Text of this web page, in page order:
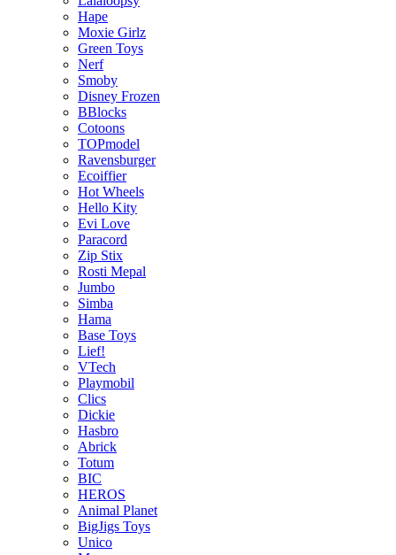
Hape
Moxie Girlz
Green Toys
Nerf
Smoby
Disney Frozen
BBlocks
Cotoons
TOPmodel
Ravensburger
Ecoiffier
Hot Wheels
Hello Kity
Evi Love
Paracord
Zip Stix
Rosti Mepal
Jumbo
Simba
Hama
Base Toys
Lief!
VTech
Playmobil
Clics
Dickie
Hasbro
Abrick
Totum
BIC
HEROS
Animal Planet
BigJigs Toys
Unico